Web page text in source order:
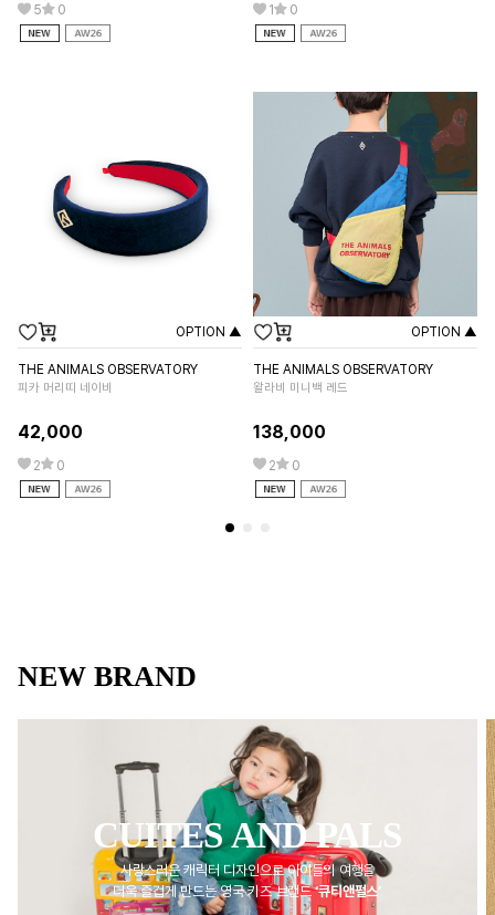
5 0 1 0
OPTION ▲
THE ANIMALS OBSERVATORY
피카 머리띠 네이비
42,000
2 0
OPTION ▲
THE ANIMALS OBSERVATORY
왈라비 미니백 레드
138,000
2 0
NEW BRAND
CUITES AND PALS
사랑스러운 캐릭터 디자인으로 아이들의 여행을
더욱 즐겁게 만드는 영국 키즈 브랜드‘큐티앤펄스’